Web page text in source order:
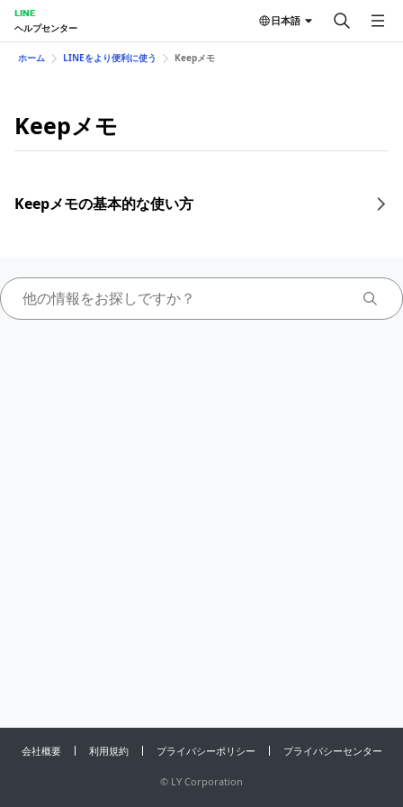
LINE
ヘルプセンター
日本語
ホーム LINEをより便利に使う Keepメモ
Keepメモ
Keepメモの基本的な使い方
会社概要 利用規約 プライバシーポリシー プライバシーセンター
© LY Corporation